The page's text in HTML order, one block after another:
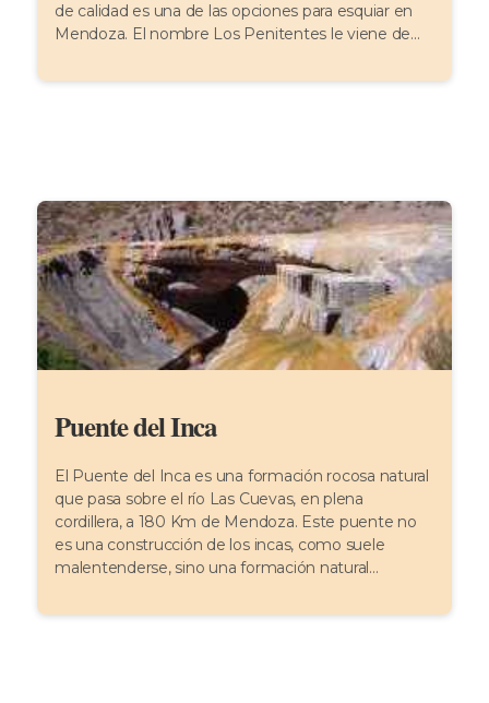
de calidad es una de las opciones para esquiar en
Mendoza. El nombre Los Penitentes le viene de...
Puente del Inca
El Puente del Inca es una formación rocosa natural
que pasa sobre el río Las Cuevas, en plena
cordillera, a 180 Km de Mendoza. Este puente no
es una construcción de los incas, como suele
malentenderse, sino una formación natural...